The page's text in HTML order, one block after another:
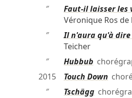
″
Faut-il laisser les
Véronique Ros de
″
Il n'aura qu'à dire
Teicher
″
Hubbub
2015
Touch Down
″
Tschägg